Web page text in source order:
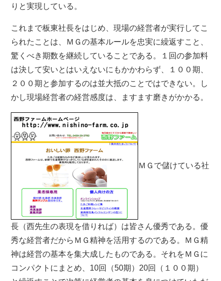
りと実現している。
これまで板東社長をはじめ、現場の経営者が実行してこ
られたことは、ＭＧの基本ルールを忠実に繰返すこと、
驚くべき期数を継続していることである。１回の参加料
は決して安いとはいえないにもかかわらず、１００期、
２００期と参加するのは並大抵のことではできない。し
かし現場経営者の経営感度は、ますます磨きがかかる。
ＭＧで儲けている社
長（西先生の表現を借りれば）は皆さん優秀である。優
秀な経営者だからＭＧ精神を活用するのである。ＭＧ精
神は経営の基本を集大成したものである。それをＭＧに
コンパクトにまとめ、10回（50期）20回（１００期）